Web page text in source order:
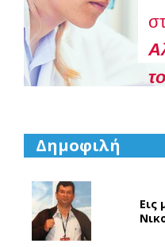
Δημοφιλή
Εις